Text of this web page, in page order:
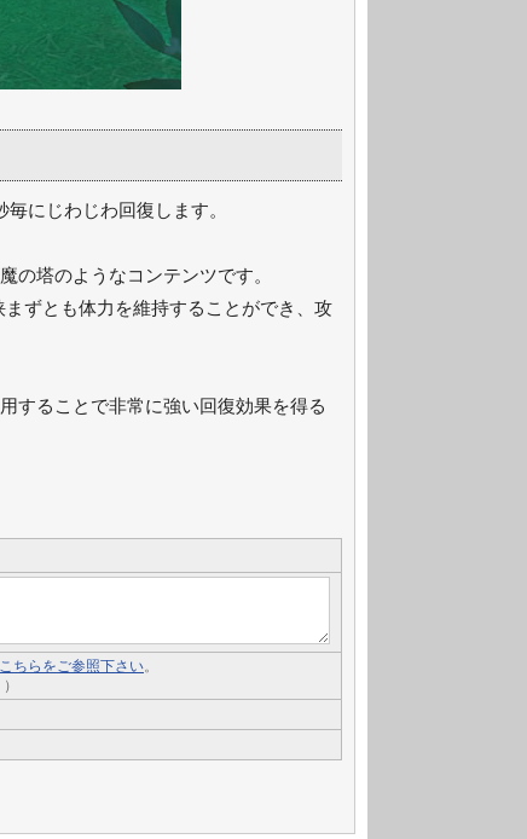
にじわじわ回復します。
の塔のようなコンテンツです。
ずとも体力を維持することができ、攻
することで非常に強い回復効果を得る
ちらをご参照下さい。